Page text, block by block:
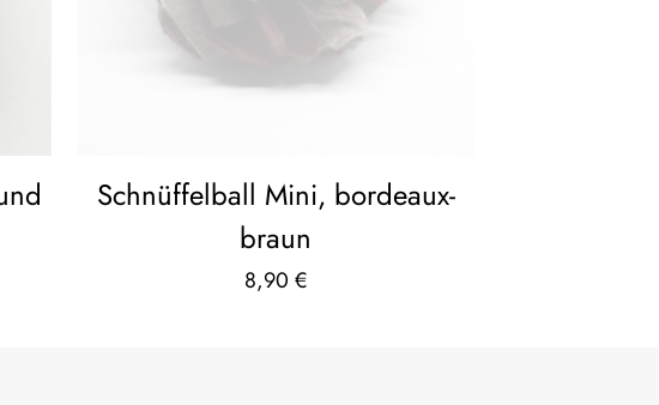
Schnüffelball Mini, bordeaux-
braun
8,90€